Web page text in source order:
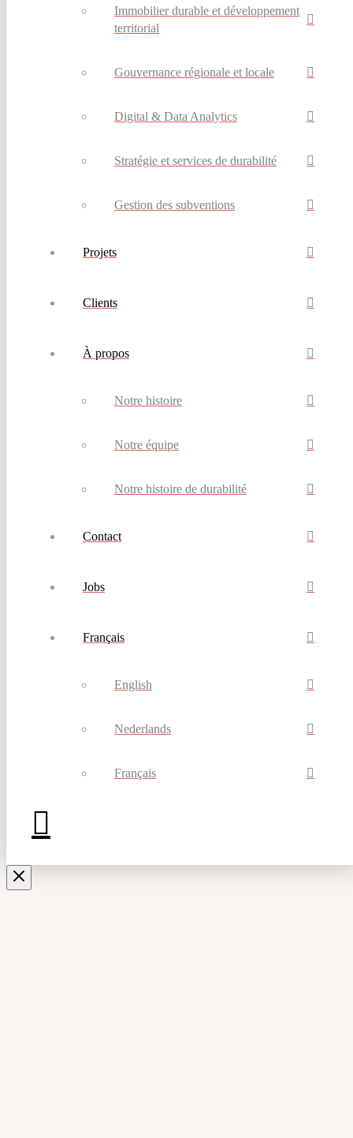
Immobilier durable et développement
territorial
Gouvernance régionale et locale
Digital & Data Analytics
Stratégie et services de durabilité
Gestion des subventions
Projets
Clients
À propos
Notre histoire
Notre équipe
Notre histoire de durabilité
Contact
Jobs
Français
English
Nederlands
Français